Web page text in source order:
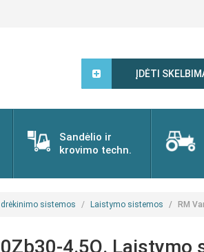
ĮDĖTI
Sandėlio ir
krovimo techn.
sistemos Laistymo sistemos RM
4.5Q. Laistymo